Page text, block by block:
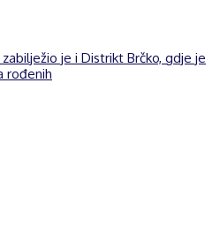
je i Distrikt Brčko, gdje je
rođenih